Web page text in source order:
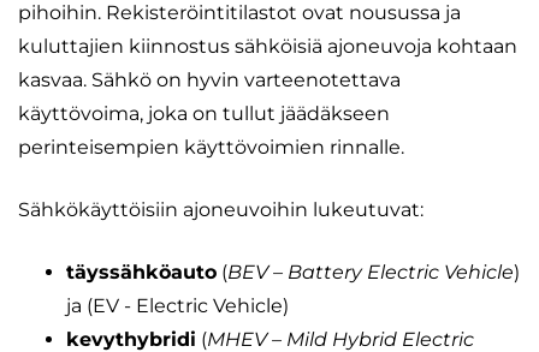
pihoihin. Rekisteröintitilastot ovat nousussa ja
kuluttajien kiinnostus sähköisiä ajoneuvoja kohtaan
kasvaa. Sähkö on hyvin varteenotettava
käyttövoima, joka on tullut jäädäkseen
perinteisempien käyttövoimien rinnalle.
Sähkökäyttöisiin ajoneuvoihin lukeutuvat:
täyssähköauto (BEV – Battery Electric Vehicle)
ja (EV - Electric Vehicle)
kevythybridi (MHEV – Mild Hybrid Electric